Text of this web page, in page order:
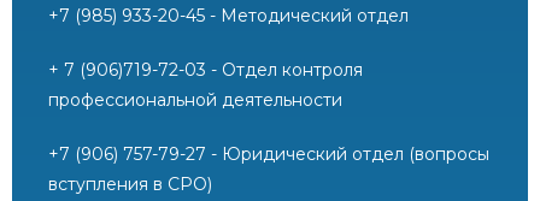
+7 (985) 933-20-45 - Методический отдел
+ 7 (906)719-72-03 - Отдел контроля
профессиональной деятельности
+7 (906) 757-79-27 - Юридический отдел (вопросы
вступления в СРО)